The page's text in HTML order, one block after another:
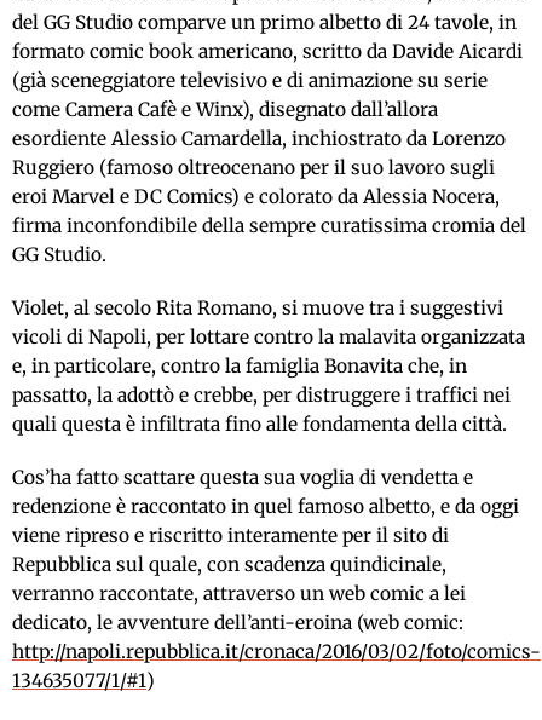
del GG Studio comparve un primo albetto di 24 tavole, in
formato comic book americano, scritto da Davide Aicardi
(già sceneggiatore televisivo e di animazione su serie
come Camera Cafè e Winx), disegnato dall’allora
esordiente Alessio Camardella, inchiostrato da Lorenzo
Ruggiero (famoso oltreocenano per il suo lavoro sugli
eroi Marvel e DC Comics) e colorato da Alessia Nocera,
firma inconfondibile della sempre curatissima cromia del
GG Studio.
Violet, al secolo Rita Romano, si muove tra i suggestivi
vicoli di Napoli, per lottare contro la malavita organizzata
e, in particolare, contro la famiglia Bonavita che, in
passatto, la adottò e crebbe, per distruggere i traffici nei
quali questa è infiltrata fino alle fondamenta della città.
Cos’ha fatto scattare questa sua voglia di vendetta e
redenzione è raccontato in quel famoso albetto, e da oggi
viene ripreso e riscritto interamente per il sito di
Repubblica sul quale, con scadenza quindicinale,
verranno raccontate, attraverso un web comic a lei
dedicato, le avventure dell’anti-eroina (web comic:
http://napoli.repubblica.it/cronaca/2016/03/02/foto/comics-
134635077/1/#1)